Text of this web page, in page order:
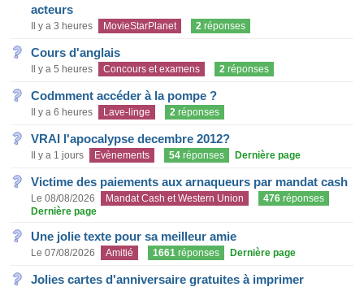
acteurs
Il y a 3 heures MovieStarPlanet 2 réponses
Cours d'anglais
Il y a 5 heures Concours et examens 2 réponses
Codmment accéder à la pompe ?
Il y a 6 heures Lave-linge 2 réponses
VRAI l'apocalypse decembre 2012?
Il y a 1 jours Evènements 54 réponses Dernière page
Victime des paiements aux arnaqueurs par mandat cash
Le 08/08/2026 Mandat Cash et Western Union 476 réponses
Dernière page
Une jolie texte pour sa meilleur amie
Le 07/08/2026 Amitié 1661 réponses Dernière page
Jolies cartes d'anniversaire gratuites à imprimer